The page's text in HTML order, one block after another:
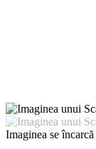
Imaginea se încarcă